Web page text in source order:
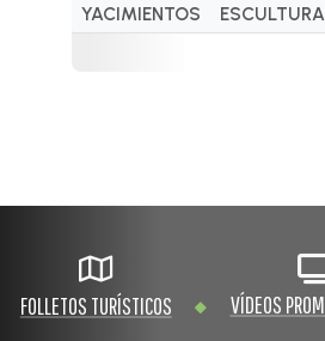
YACIMIENTOS
FOLLETOS TURÍSTICOS VÍDEOS